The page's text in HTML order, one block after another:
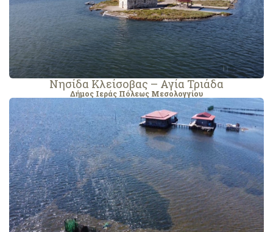
Νησίδα Κλείσοβας – Αγία Τριάδα
Δήμος Ιεράς Πόλεως Μεσολογγίου